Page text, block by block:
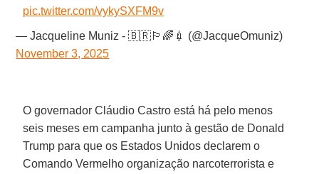
pic.twitter.com/vykySXFM9v
— Jacqueline Muniz - 🇧🇷🏳️‍🌈💉 (@JacqueOmuniz)
November 3, 2025
O governador Cláudio Castro está há pelo menos
seis meses em campanha junto à gestão de Donald
Trump para que os Estados Unidos declarem o
Comando Vermelho organização narcoterrorista e